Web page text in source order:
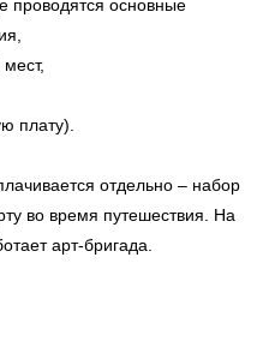
основные
плату).
отдельно – набор
во время путешествия. На
арт-бригада.